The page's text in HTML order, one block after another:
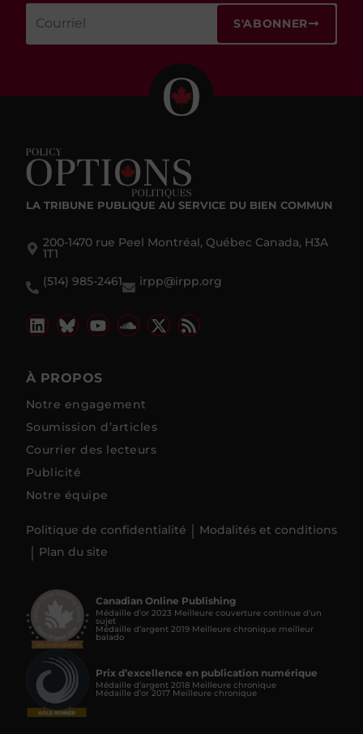
S'ABONNER
LA TRIBUNE PUBLIQUE AU SERVICE DU BIEN COMMUN
200-1470 rue Peel Montréal, Québec Canada, H3A
1T1
(514) 985-2461
irpp@irpp.org
À PROPOS
Notre engagement
Soumission d’articles
Courrier des lecteurs
Publicité
Notre équipe
Politique de confidentialité
Modalités et conditions
Plan du site
Canadian Online Publishing
Médaille d’or 2023 Meilleure couverture continue d'un
sujet
Médaille d’argent 2019 Meilleure chronique meilleur
balado
Prix d’excellence en publication numérique
Médaille d’argent 2018 Meilleure chronique
Médaille d’or 2017 Meilleure chronique